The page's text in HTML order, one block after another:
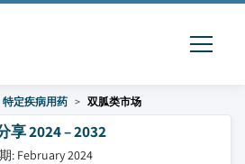
特定疾病用药 双胍类市场
享 2024 – 2032
: February 2024